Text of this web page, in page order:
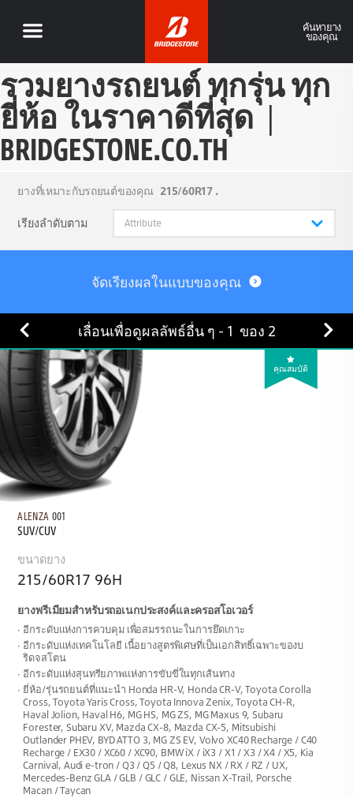
ค้นหายาง
ของคุณ
รวมยางรถยนต์ ทุกรุ่น ทุก
ยี่ห้อ ในราคาดีที่สุด|
BRIDGESTONE.CO.TH
ยางที่เหมาะกับรถยนต์ของคุณ 215/60R17 .
เรียงลำดับตาม
จัดเรียงผลในแบบของคุณ
เลื่อนเพื่อดูผลลัพธ์อื่น ๆ - 1 ของ 2
คุณสมบัติ
ALENZA 001
SUV/CUV
ขนาดยาง
215/60R17 96H
ยางพรีเมียมสำหรับรถอเนกประสงค์และครอสโอเวอร์
อีกระดับแห่งการควบคุม เพื่อสมรรถนะในการยึดเกาะ
อีกระดับแห่งเทคโนโลยี เนื้อยางสูตรพิเศษที่เป็นเอกสิทธิ์เฉพาะของบ
ริดจสโตน
อีกระดับแห่งสุนทรียภาพแห่งการขับขี่ในทุกเส้นทาง
ยี่ห้อ/รุ่นรถยนต์ที่แนะนำ Honda HR-V, Honda CR-V, Toyota Corolla
Cross, Toyota Yaris Cross, Toyota Innova Zenix, Toyota CH-R,
Haval Jolion, Haval H6, MG HS, MG ZS, MG Maxus 9, Subaru
Forester, Subaru XV, Mazda CX-8, Mazda CX-5, Mitsubishi
Outlander PHEV, BYD ATTO 3, MG ZS EV, Volvo XC40 Recharge / C40
Recharge / EX30 / XC60 / XC90, BMW iX / iX3 / X1 / X3 / X4 / X5, Kia
Carnival, Audi e-tron / Q3 / Q5 / Q8, Lexus NX / RX / RZ / UX,
Mercedes-Benz GLA / GLB / GLC / GLE, Nissan X-Trail, Porsche
Macan / Taycan